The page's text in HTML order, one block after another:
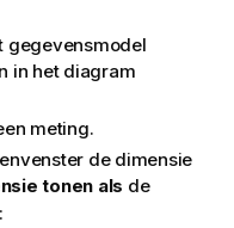
gegevensmodel
in het diagram
meting.
de dimensie
tonen als de